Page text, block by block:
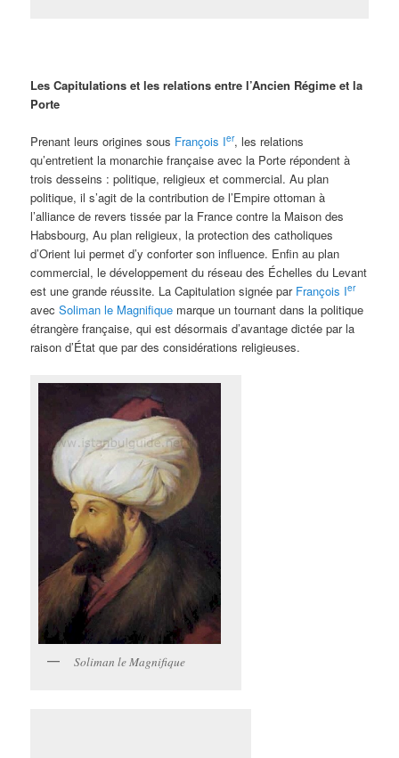
Les Capitulations et les relations entre l’Ancien Régime et la
Porte
Prenant leurs origines sous François Ier, les relations
qu’entretient la monarchie française avec la Porte répondent à
trois desseins : politique, religieux et commercial. Au plan
politique, il s’agit de la contribution de l’Empire ottoman à
l’alliance de revers tissée par la France contre la Maison des
Habsbourg, Au plan religieux, la protection des catholiques
d’Orient lui permet d’y conforter son influence. Enfin au plan
commercial, le développement du réseau des Échelles du Levant
est une grande réussite. La Capitulation signée par François Ier
avecSoliman le Magnifique marque un tournant dans la politique
étrangère française, qui est désormais d’avantage dictée par la
raison d’État que par des considérations religieuses.
Soliman le Magnifique